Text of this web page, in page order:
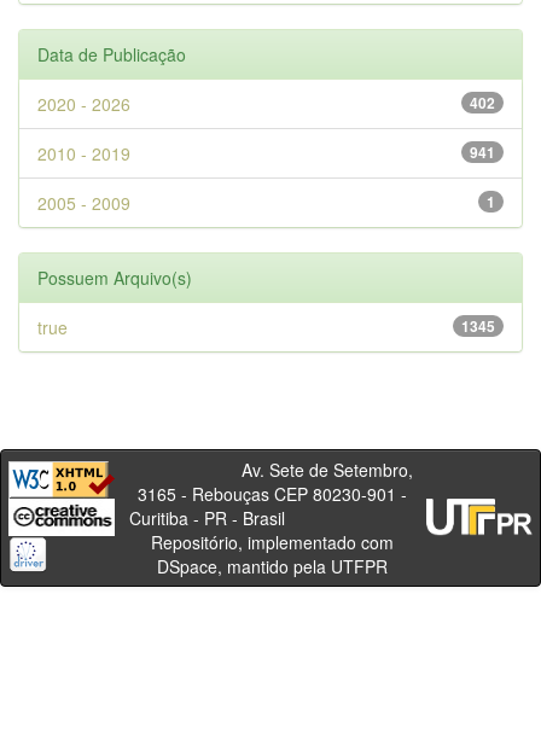
Data de Publicação
402
2020 - 2026
941
2010 - 2019
1
2005 - 2009
Possuem Arquivo(s)
1345
true
Av. Sete de Setembro,
3165 - Rebouças CEP 80230-901 -
Curitiba - PR - Brasil
Repositório, implementado com
DSpace, mantido pela UTFPR